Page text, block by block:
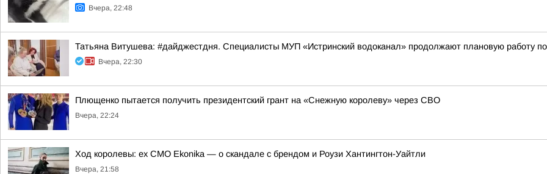
Вчера, 22:48
Татьяна Витушева: #дайджестдня. Специалисты МУП «Истринский водоканал» продолжают плановую работу
Вчера, 22:30
Плющенко пытается получить президентский грант на «Снежную королеву» через СВО
Вчера, 22:24
Ход королевы: ex CMO Ekonika — о скандале с брендом и Роузи Хантингтон-Уайтли
Вчера, 21:58